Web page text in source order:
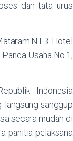
dan tata urus
NTB. Hotel
Usaha No.1,
Indonesia
sanggup
secara mudah di
panitia pelaksana